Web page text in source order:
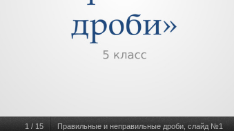
1 / 15 Правильные и неправильные дроби, слайд №1